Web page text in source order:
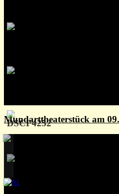
Mundarttheaterstück am